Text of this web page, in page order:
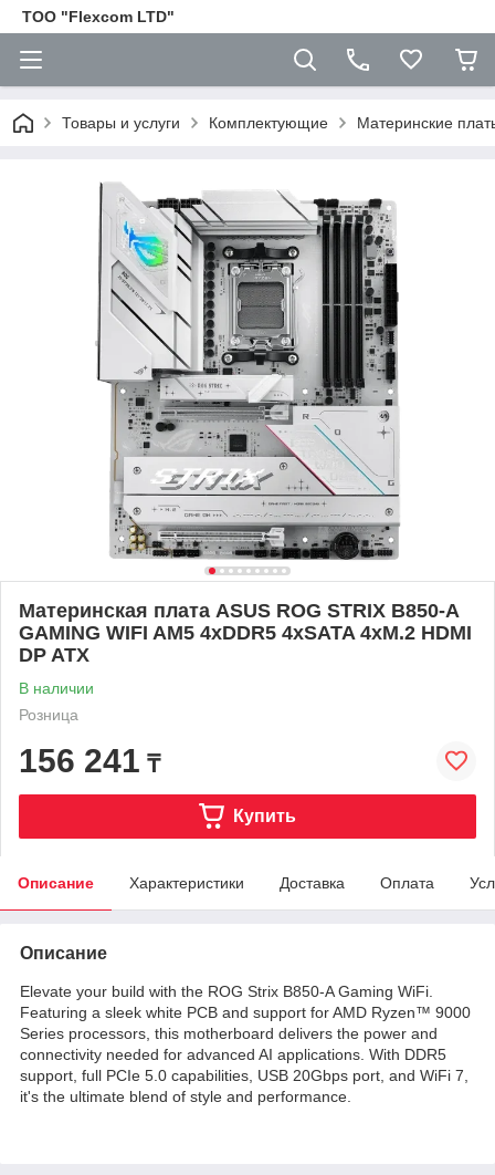
ТОО "Flexcom LTD"
Товары и услуги Комплектующие Материнские
Материнская плата ASUS ROG STRIX B850-A
GAMING WIFI AM5 4xDDR5 4xSATA 4xM.2 HDMI
DP ATX
В наличии
Розница
156 241 ₸
Купить
Описание Характеристики Доставка Оплата
Описание
Elevate your build with the ROG Strix B850-A Gaming WiFi.
Featuring a sleek white PCB and support for AMD Ryzen™ 9000
Series processors, this motherboard delivers the power and
connectivity needed for advanced AI applications. With DDR5
support, full PCIe 5.0 capabilities, USB 20Gbps port, and WiFi 7,
it's the ultimate blend of style and performance.